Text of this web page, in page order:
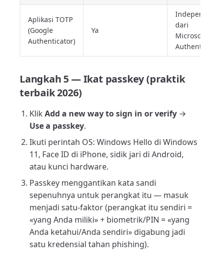
Aplikasi TOTP
(Google
Authenticator)
Ya
Independen
dari
Microsoft
Authenticator
Langkah 5 — Ikat passkey (praktik
terbaik 2026)
Klik Add a new way to sign in or verify →
Use a passkey.
Ikuti perintah OS: Windows Hello di Windows
11, Face ID di iPhone, sidik jari di Android,
atau kunci hardware.
Passkey menggantikan kata sandi
sepenuhnya untuk perangkat itu — masuk
menjadi satu-faktor (perangkat itu sendiri =
«yang Anda miliki» + biometrik/PIN = «yang
Anda ketahui/Anda sendiri» digabung jadi
satu kredensial tahan phishing).